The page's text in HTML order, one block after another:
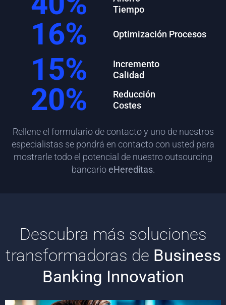
Tiempo
Optimización Procesos
16%
Incremento
Calidad
15%
Reducción
Costes
20%
Rellene el formulario de contacto y uno de nuestros
especialistas se pondrá en contacto con usted para
mostrarle todo el potencial de nuestro outsourcing
bancarioeHereditas.
Descubra más soluciones
transformadoras de Business
Banking Innovation